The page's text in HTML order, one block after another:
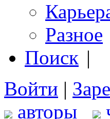
Разное
Поиск |
Войти |
авторы